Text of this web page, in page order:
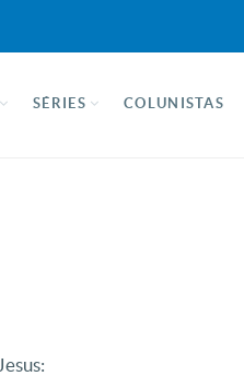
SÉRIES COLUNISTAS